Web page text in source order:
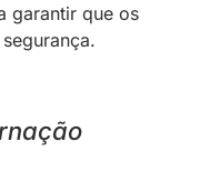
garantir que os